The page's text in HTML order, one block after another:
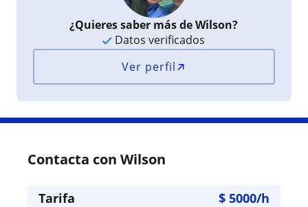
¿Quieres saber más de Wilson?
Datos verificados
Ver perfil
Contacta con Wilson
Tarifa $ 5000/h